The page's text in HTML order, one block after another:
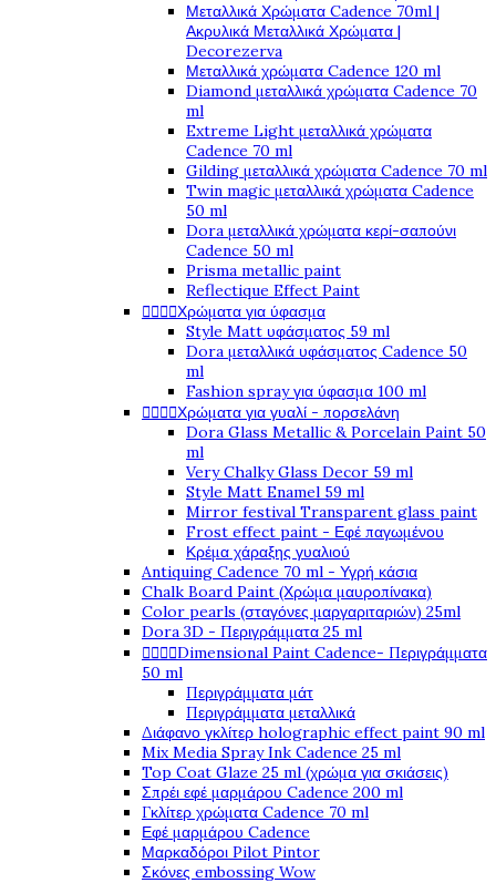
Μεταλλικά Χρώματα Cadence 70ml |
Ακρυλικά Μεταλλικά Χρώματα |
Decorezerva
Μεταλλικά χρώματα Cadence 120 ml
Diamond μεταλλικά χρώματα Cadence 70
ml
Extreme Light μεταλλικά χρώματα
Cadence 70 ml
Gilding μεταλλικά χρώματα Cadence 70 ml
Twin magic μεταλλικά χρώματα Cadence
50 ml
Dora μεταλλικά χρώματα κερί-σαπούνι
Cadence 50 ml
Prisma metallic paint
Reflectique Effect Paint
   Χρώματα για ύφασμα
Style Matt υφάσματος 59 ml
Dora μεταλλικά υφάσματος Cadence 50
ml
Fashion spray για ύφασμα 100 ml
   Χρώματα για γυαλί - πορσελάνη
Dora Glass Metallic & Porcelain Paint 50
ml
Very Chalky Glass Decor 59 ml
Style Matt Enamel 59 ml
Mirror festival Transparent glass paint
Frost effect paint - Εφέ παγωμένου
Κρέμα χάραξης γυαλιού
Antiquing Cadence 70 ml - Υγρή κάσια
Chalk Board Paint (Χρώμα μαυροπίνακα)
Color pearls (σταγόνες μαργαριταριών) 25ml
Dora 3D - Περιγράμματα 25 ml
   Dimensional Paint Cadence- Περιγράμματα
50 ml
Περιγράμματα μάτ
Περιγράμματα μεταλλικά
Διάφανο γκλίτερ holographic effect paint 90 ml
Mix Media Spray Ink Cadence 25 ml
Top Coat Glaze 25 ml (χρώμα για σκιάσεις)
Σπρέι εφέ μαρμάρου Cadence 200 ml
Γκλίτερ χρώματα Cadence 70 ml
Εφέ μαρμάρου Cadence
Μαρκαδόροι Pilot Pintor
Σκόνες embossing Wow